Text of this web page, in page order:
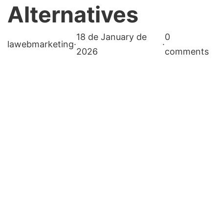
Alternatives
lawebmarketing·
18 de January de
2026
·
0
comments